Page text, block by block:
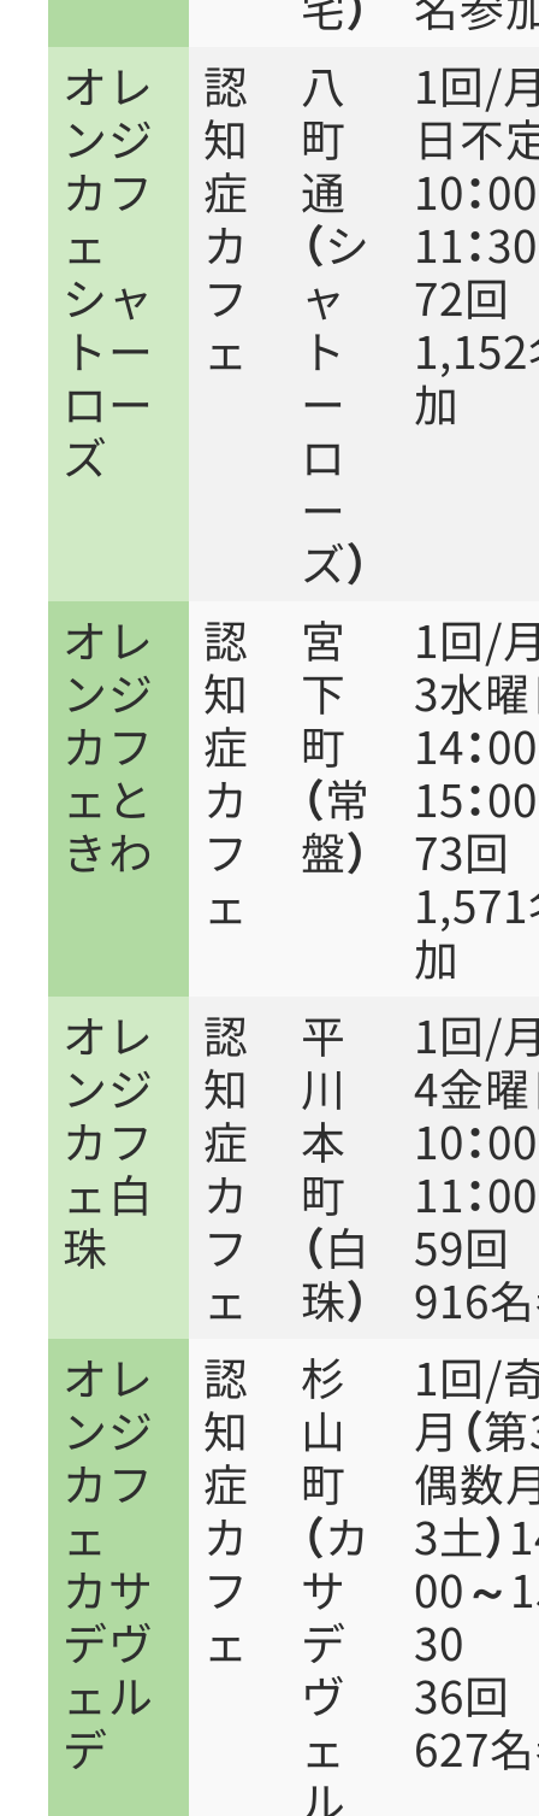
オレ
ンジ
カフ
ェ
シャ
トー
ロー
ズ
認
知
症
カ
フ
ェ
八
町
通
（シ
ャ
ト
ー
ロ
ー
ズ）
1回/
日
10：
11：
72
加
オレ
ンジ
カフ
ェと
きわ
認
知
症
カ
フ
ェ
宮
下
町
（常
盤）
1回/
3水
14：
15：
73
オレ
ンジ
カフ
ェ白
珠
認
知
症
カ
フ
ェ
平
川
本
町
（白
珠）
1回/
4金
10：
11：
59
916
オレ
ンジ
カフ
ェ
カサ
デヴ
ェル
デ
認
知
症
カ
フ
ェ
杉
山
町
（カ
サ
デ
ヴ
ェ
ル
1回/
月（
偶数
3土）
00～
30
36
627